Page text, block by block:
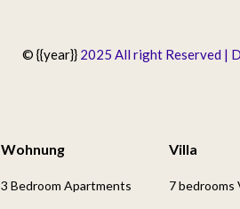
© {{year}}2025 All right Reserved |
Wohnung
3 Bedroom Apartments
Villa
7 bedrooms